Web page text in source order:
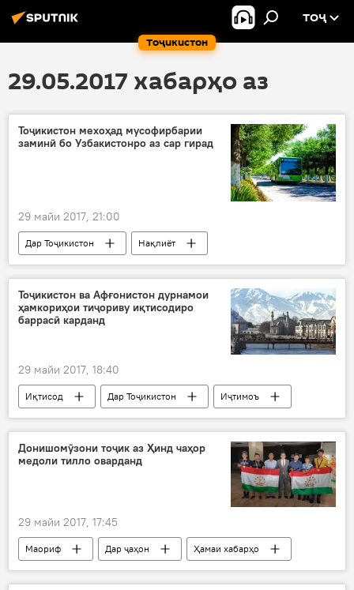
Тоҷикистон
ТОҶ
29.05.2017 хабарҳо аз
Тоҷикистон мехоҳад мусофирбарии
заминӣ бо Узбакистонро аз сар гирад
29 майи 2017, 21:00
Дар Тоҷикистон
Нақлиёт
Ҳамаи хабарҳо
Тоҷикистон-Узбакистон
Алиҷон Валиев
таробарӣ
мусофирбарӣ
Amnesty International
Тоҷикистон ва Афғонистон дурнамои
ҳамкориҳои тиҷориву иқтисодиро
баррасӣ карданд
29 майи 2017, 18:40
Иқтисод Дар Тоҷикистон
Иҷтимоъ
Ҳамаи хабарҳо
Комисюни ҳамкориҳои тиҷорӣ-иқтисодӣ
КАСА-1000
Афғонистон
Донишомӯзони тоҷик аз Ҳинд чаҳор
медоли тилло оварданд
29 майи 2017, 17:45
Маориф Дар ҷаҳон Ҳамаи хабарҳо